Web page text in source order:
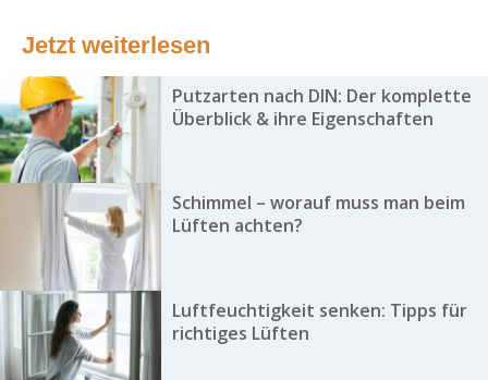
Jetzt weiterlesen
Putzarten nach DIN: Der komplette
Überblick & ihre Eigenschaften
Schimmel – worauf muss man beim
Lüften achten?
Luftfeuchtigkeit senken: Tipps für
richtiges Lüften